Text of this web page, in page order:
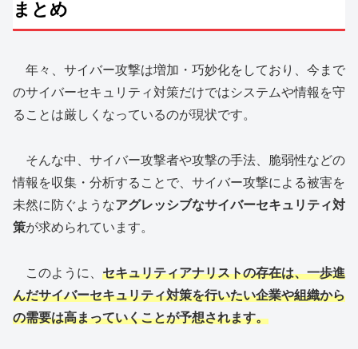
まとめ
年々、サイバー攻撃は増加・巧妙化をしており、今まで
のサイバーセキュリティ対策だけではシステムや情報を守
ることは厳しくなっているのが現状です。
そんな中、サイバー攻撃者や攻撃の手法、脆弱性などの
情報を収集・分析することで、サイバー攻撃による被害を
未然に防ぐようなアグレッシブなサイバーセキュリティ対
策が求められています。
このように、 セキュリティアナリストの存在は、一歩進
んだサイバーセキュリティ対策を行いたい企業や組織から
の需要は高まっていくことが予想されます。